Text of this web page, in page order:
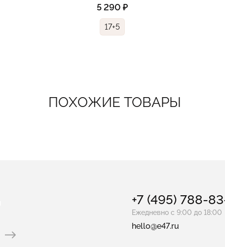
5 290 ₽
17+5
ПОХОЖИЕ ТОВАРЫ
+7 (495) 788-
Ежедневно с 9:00 до 18:00
hello@e47.ru